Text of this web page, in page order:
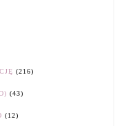
(216)
(43)
(12)